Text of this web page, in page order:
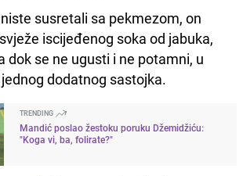
susretali sa pekmezom, on
iscijeđenog soka od jabuka,
dok se ne ugusti i ne potamni, u
dodatnog sastojka.
TRENDING
Mandić poslao žestoku poruku Džemidžiću:
"Koga vi, ba, folirate?"